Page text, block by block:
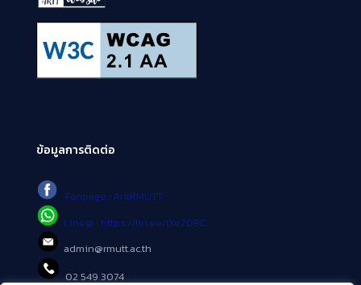
ข้อมูลการติดต่อ
Fanpage : AritRMUTT
Line@ : https://lin.ee/tXe209C
admin@rmutt.ac.th
02 549 3074